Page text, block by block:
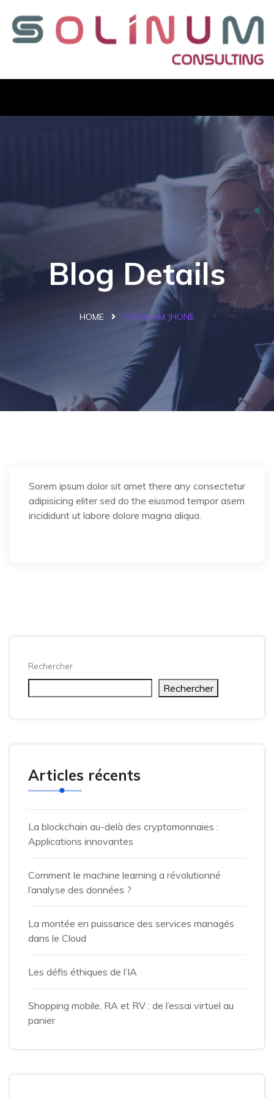
Blog Details
HOME ABRAHAM JHONE
Sorem ipsum dolor sit amet there any consectetur
adipisicing eliter sed do the eiusmod tempor asem
incididunt ut labore dolore magna aliqua.
Rechercher
Rechercher
Articles récents
La blockchain au-delà des cryptomonnaies :
Applications innovantes
Comment le machine learning a révolutionné
l’analyse des données ?
La montée en puissance des services managés
dans le Cloud
Les défis éthiques de l’IA
Shopping mobile, RA et RV : de l’essai virtuel au
panier